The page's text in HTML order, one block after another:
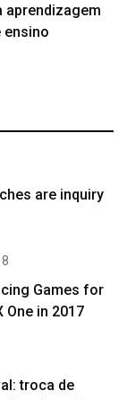
ensino
are inquiry
Games for
One in 2017
troca de